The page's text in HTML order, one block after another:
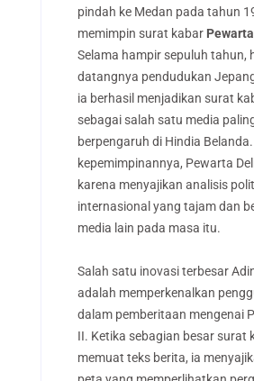
pindah ke Medan pada tahun
memimpin surat kabar
Selama hampir sepuluh tahun,
datangnya pendudukan
ia berhasil menjadikan surat
sebagai salah satu media
berpengaruh di Hindia
kepemimpinannya, Pewarta
karena menyajikan analisis
internasional yang tajam dan
media lain pada masa itu.
Salah satu inovasi terbesar
adalah memperkenalkan
dalam pemberitaan mengenai
II. Ketika sebagian besar surat
memuat teks berita, ia